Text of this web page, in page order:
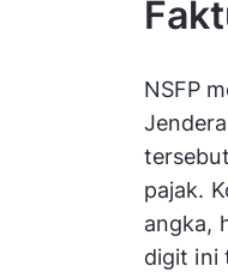
NSFP
pajak.
angka,
digit ini